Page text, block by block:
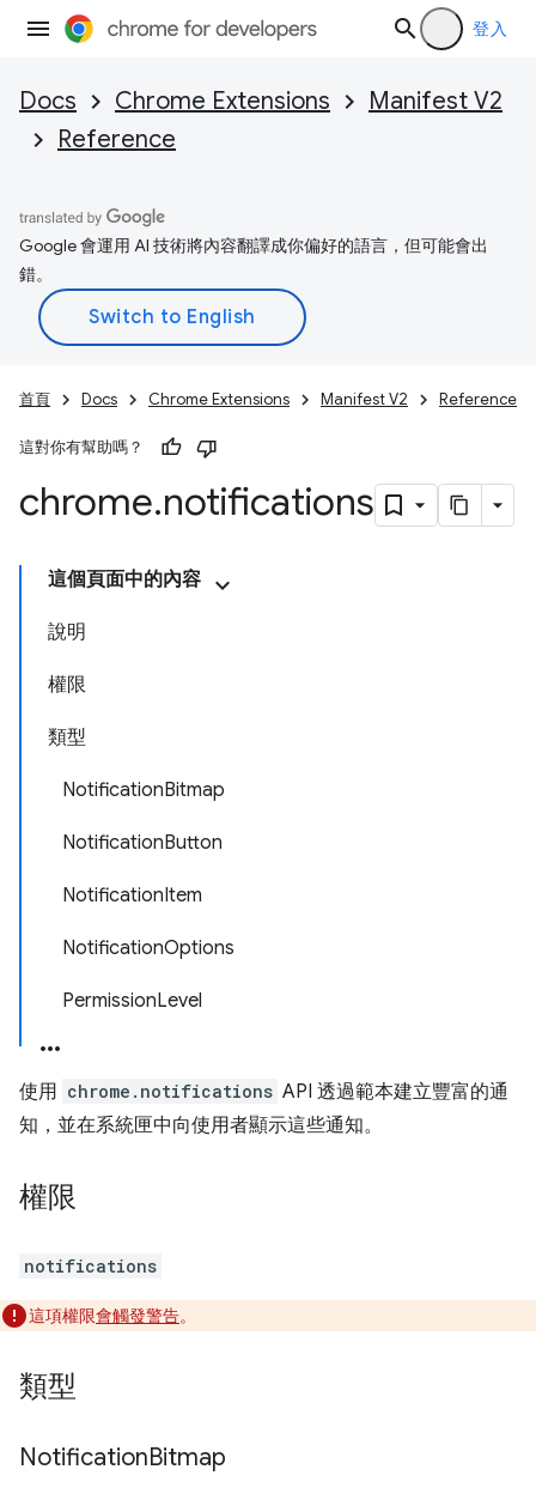
登入
Docs Chrome Extensions
Manifest V2
Reference
Google 會運用 AI 技術將內容翻譯成你偏好的語言，但可能會出
錯。
首頁 Docs Chrome Extensions Manifest V2 Reference
這對你有幫助嗎？
chrome.notifications
這個頁面中的內容
說明
權限
類型
NotificationBitmap
NotificationButton
NotificationItem
NotificationOptions
PermissionLevel
使用 chrome.notifications API 透過範本建立豐富的通
知，並在系統匣中向使用者顯示這些通知。
權限
notifications
這項權限會觸發警告。
類型
NotificationBitmap